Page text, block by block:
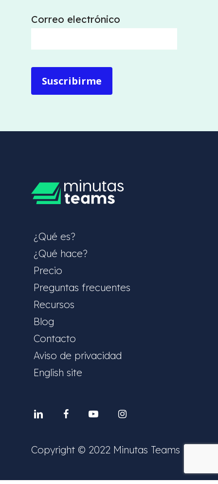
Correo electrónico
Linkedinfacebookyoutubeinstagram
Copyright © 2022 Minutas Teams
¿Qué es?
¿Qué hace?
Precio
Preguntas frecuentes
Recursos
Blog
Contacto
Aviso de privacidad
English site